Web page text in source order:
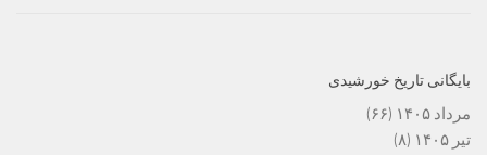
بایگانی تاریخ خورشیدی
مرداد ۱۴۰۵
(۶۶)
تیر ۱۴۰۵
(۸)